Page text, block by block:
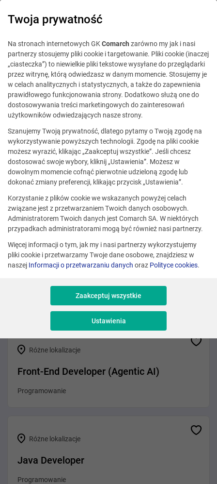
Ta oferta jest już
nieaktualna.
Zobacz podobne oferty
Różne lokalizacje
Różne lokalizacje
Front-End Developer (Agentic AI)
Programowanie
Różne lokalizacje
Java Developer
Programowanie
Twoja prywatność
Na stronach internetowych GKComarch zarówno my jak i nasi
partnerzy stosujemy pliki cookie i targetowanie. Pliki cookie (inaczej
„ciasteczka”) to niewielkie pliki tekstowe wysyłane do przeglądarki
przez witrynę, którą odwiedzasz w danym momencie. Stosujemy je
w celach analitycznych i statystycznych, a także do zapewnienia
prawidłowego funkcjonowania strony. Dodatkowo służą one do
dostosowywania treści marketingowych do zainteresowań
użytkowników odwiedzających nasze strony.
Szanujemy Twoją prywatność, dlatego pytamy o Twoją zgodę na
wykorzystywanie powyższych technologii. Zgodę na pliki cookie
możesz wyrazić, klikając „Zaakceptuj wszystkie”. Jeśli chcesz
dostosować swoje wybory, kliknij „Ustawienia”. Możesz w
dowolnym momencie cofnąć pierwotnie udzieloną zgodę lub
dokonać zmiany preferencji, klikając przycisk „Ustawienia”.
Korzystanie z plików cookie we wskazanych powyżej celach
związane jest z przetwarzaniem Twoich danych osobowych.
Administratorem Twoich danych jest Comarch SA. W niektórych
przypadkach administratorami mogą być również nasi partnerzy.
Więcej informacji o tym, jak my i nasi partnerzy wykorzystujemy
pliki cookie i przetwarzamy Twoje dane osobowe, znajdziesz w
naszej Informacji o przetwarzaniu danych oraz Polityce cookies.
Zaakceptuj wszystkie
Ustawienia